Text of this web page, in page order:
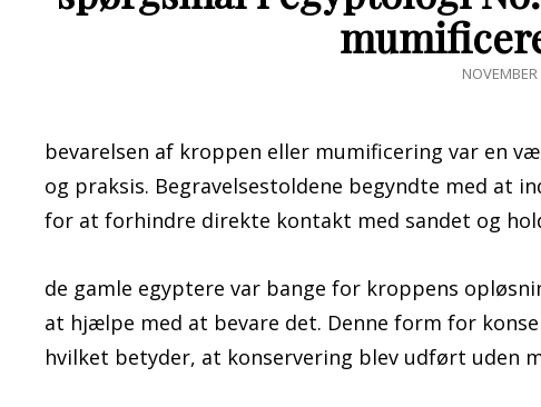
POSTED
bevarelsen af kroppen eller mumificering var en
og praksis. Begravelsestoldene begyndte med at
for at forhindre direkte kontakt med sandet og
de gamle egyptere var bange for kroppens
at hjælpe med at bevare det. Denne form for
hvilket betyder, at konservering blev udført uden